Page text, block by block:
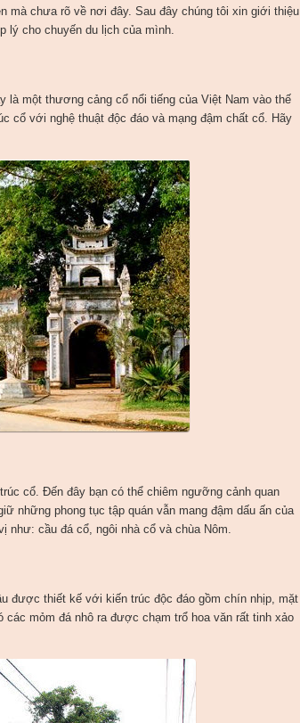
mà chưa rõ về nơi đây. Sau đây chúng tôi xin giới thiệu
lý cho chuyến du lịch của mình.
là một thương cảng cổ nổi tiếng của Việt Nam vào thế
cổ với nghệ thuật độc đáo và mạng đậm chất cổ. Hãy
cổ. Đến đây bạn có thể chiêm ngưỡng cảnh quan
những phong tục tập quán vẫn mang đậm dấu ấn của
như: cầu đá cổ, ngôi nhà cổ và chùa Nôm.
được thiết kế với kiến trúc độc đáo gồm chín nhịp, mặt
mỏm đá nhô ra được chạm trổ hoa văn rất tinh xảo